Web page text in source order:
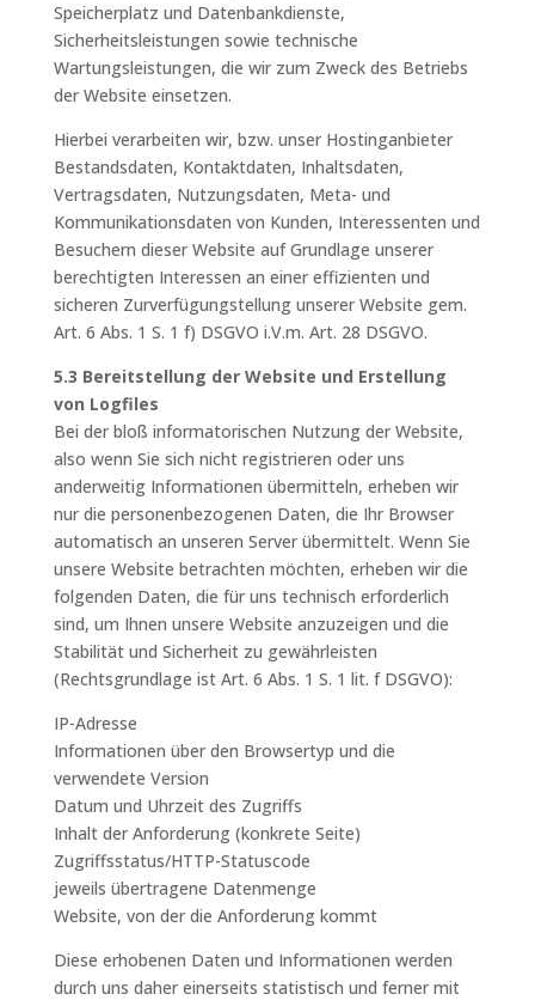
Speicherplatz und Datenbankdienste,
Sicherheitsleistungen sowie technische
Wartungsleistungen, die wir zum Zweck des Betriebs
der Website einsetzen.
Hierbei verarbeiten wir, bzw. unser Hostinganbieter
Bestandsdaten, Kontaktdaten, Inhaltsdaten,
Vertragsdaten, Nutzungsdaten, Meta- und
Kommunikationsdaten von Kunden, Interessenten und
Besuchern dieser Website auf Grundlage unserer
berechtigten Interessen an einer effizienten und
sicheren Zurverfügungstellung unserer Website gem.
Art. 6 Abs. 1 S. 1 f) DSGVO i.V.m. Art. 28 DSGVO.
5.3 Bereitstellung der Website und Erstellung
von Logfiles
Bei der bloß informatorischen Nutzung der Website,
also wenn Sie sich nicht registrieren oder uns
anderweitig Informationen übermitteln, erheben wir
nur die personenbezogenen Daten, die Ihr Browser
automatisch an unseren Server übermittelt. Wenn Sie
unsere Website betrachten möchten, erheben wir die
folgenden Daten, die für uns technisch erforderlich
sind, um Ihnen unsere Website anzuzeigen und die
Stabilität und Sicherheit zu gewährleisten
(Rechtsgrundlage ist Art. 6 Abs. 1 S. 1 lit. f DSGVO):
IP-Adresse
Informationen über den Browsertyp und die
verwendete Version
Datum und Uhrzeit des Zugriffs
Inhalt der Anforderung (konkrete Seite)
Zugriffsstatus/HTTP-Statuscode
jeweils übertragene Datenmenge
Website, von der die Anforderung kommt
Diese erhobenen Daten und Informationen werden
durch uns daher einerseits statistisch und ferner mit